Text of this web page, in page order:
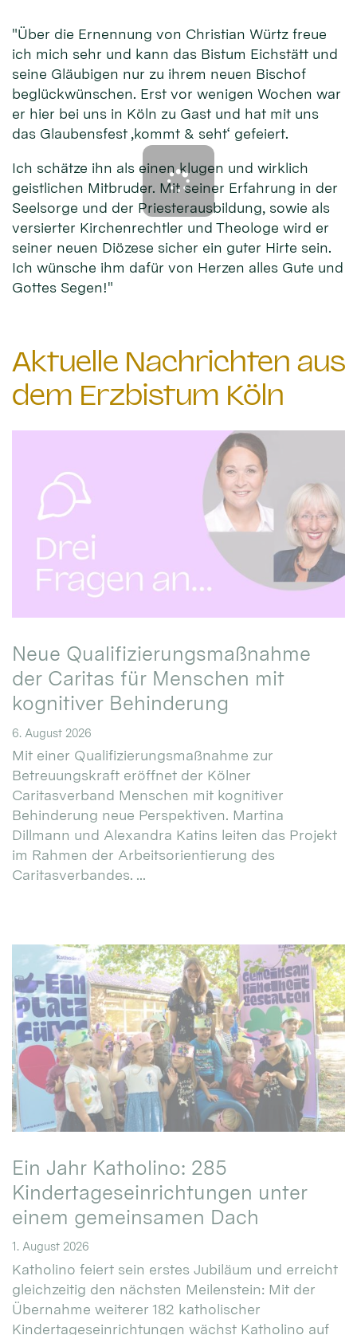
"Über die Ernennung von Christian Würtz freue
ich mich sehr und kann das Bistum Eichstätt und
seine Gläubigen nur zu ihrem neuen Bischof
beglückwünschen. Erst vor wenigen Wochen war
er hier bei uns in Köln zu Gast und hat mit uns
das Glaubensfest ‚kommt & seht‘ gefeiert.
Ich schätze ihn als einen klugen und wirklich
geistlichen Mitbruder. Mit seiner Erfahrung in der
Seelsorge und der Priesterausbildung, sowie als
versierter Kirchenrechtler und Theologe wird er
seiner neuen Diözese sicher ein guter Hirte sein.
Ich wünsche ihm dafür von Herzen alles Gute und
Gottes Segen!"
Aktuelle Nachrichten aus
dem Erzbistum Köln
Neue Qualifizierungsmaßnahme
der Caritas für Menschen mit
kognitiver Behinderung
6. August 2026
Mit einer Qualifizierungsmaßnahme zur
Betreuungskraft eröffnet der Kölner
Caritasverband Menschen mit kognitiver
Behinderung neue Perspektiven. Martina
Dillmann und Alexandra Katins leiten das Projekt
im Rahmen der Arbeitsorientierung des
Caritasverbandes. ...
Ein Jahr Katholino: 285
Kindertageseinrichtungen unter
einem gemeinsamen Dach
1. August 2026
Katholino feiert sein erstes Jubiläum und erreicht
gleichzeitig den nächsten Meilenstein: Mit der
Übernahme weiterer 182 katholischer
Kindertageseinrichtungen wächst Katholino auf